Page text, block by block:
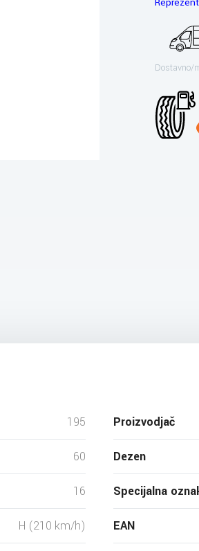
Dostavno/
195
60
16
H (210 km/h)
Proizvodjač
Dezen
Specijalna
EAN